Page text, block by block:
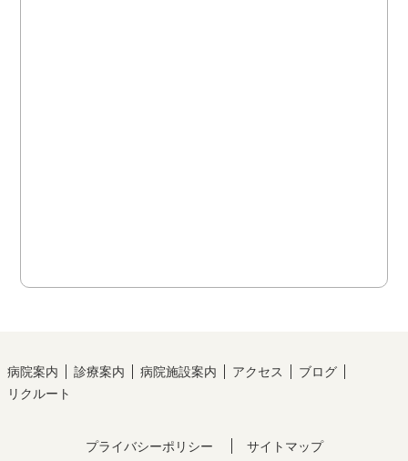
病院案内 診療案内 病院施設案内 アクセス
ブログ
リクルート
プライバシーポリシー サイトマップ